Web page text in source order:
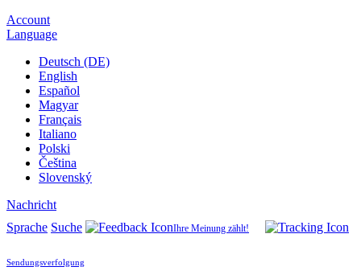
Account
Language
Deutsch (DE)
English
Español
Magyar
Français
Italiano
Polski
Čeština
Slovenský
Nachricht
Sprache Suche Ihre Meinung zählt!
Sendungsverfolgung